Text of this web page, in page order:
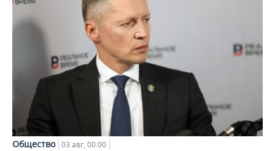
Общество 03 авг, 00:00